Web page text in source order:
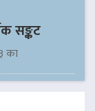
सङ्कट
का